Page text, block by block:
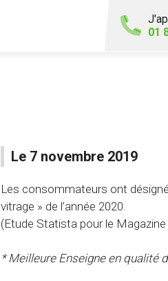
01
Le 7 novembre 2019
Les consommateurs ont
vitrage » de l’année 2020.
(Etude Statista pour le Magazine
* Meilleure Enseigne en qualité